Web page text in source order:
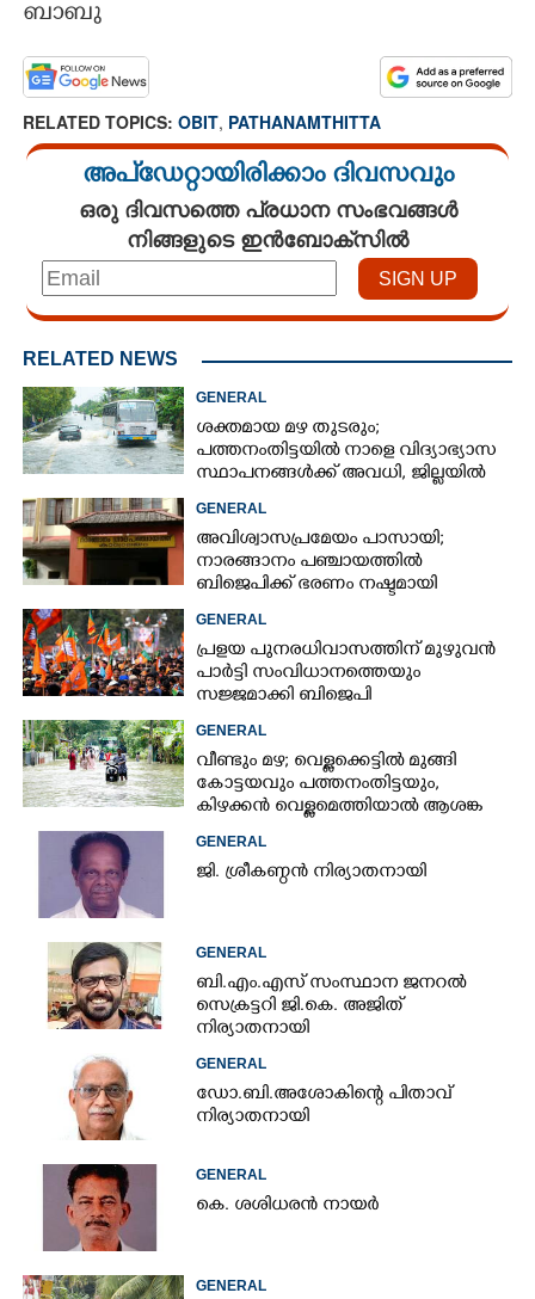
ബാബു
RELATED TOPICS: OBIT, PATHANAMTHITTA
അപ്ഡേറ്റായിരിക്കാം ദിവസവും
ഒരു ദിവസത്തെ പ്രധാന സംഭവങ്ങൾ
നിങ്ങളുടെ ഇൻബോക്സിൽ
RELATED NEWS
GENERAL
ശക്തമായ മഴ തുടരും;
പത്തനംതിട്ടയിൽ നാളെ വിദ്യാഭ്യാസ
സ്ഥാപനങ്ങൾക്ക് അവധി,​ ജില്ലയിൽ
ഇന്ന് റെ‌ഡും നാളെ ഓറഞ്ചും അലർട്ട്
GENERAL
അവിശ്വാസപ്രമേയം പാസായി;
നാരങ്ങാനം പഞ്ചായത്തിൽ
ബിജെപിക്ക് ഭരണം നഷ്ടമായി
GENERAL
പ്രളയ പുനരധിവാസത്തിന് മുഴുവൻ
പാർട്ടി സംവിധാനത്തെയും
സജ്ജമാക്കി ബിജെപി
GENERAL
വീണ്ടും മഴ; വെള്ളക്കെട്ടിൽ മുങ്ങി
കോട്ടയവും പത്തനംതിട്ടയും,
കിഴക്കൻ വെള്ളമെത്തിയാൽ ആശങ്ക
ഇരട്ടിക്കും
GENERAL
ജി. ശ്രീകണ്ഠൻ നിര്യാതനായി
GENERAL
ബി.എം.എസ് സംസ്ഥാന ജനറൽ
സെക്രട്ടറി ജി.കെ. അജിത്
നിര്യാതനായി
GENERAL
ഡോ.ബി.അശോകിന്റെ പിതാവ്
നിര്യാതനായി
GENERAL
കെ. ശശിധരൻ നായർ
GENERAL